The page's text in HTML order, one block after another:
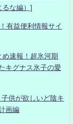
るな編）]
益便利情報サイ
速報！超氷河期
キグナス氷子の愛
供が欲しいど陰キ
画編